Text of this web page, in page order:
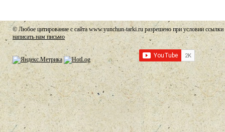
© Любое цитирование с сайта www.yunchun-tarki.ru разрешено при условии ссылки
написать нам письмо